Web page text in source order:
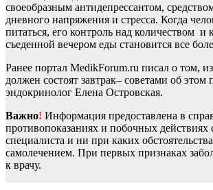
своеобразным антидепрессантом,
дневного напряжения и стресса. Когда
питаться, его контроль над количеством и
съеденной вечером еды становится все
Ранее портал MedikForum.ru писал о том,
должен состоят завтрак– советами об этом
эндокринолог Елена Островская.
Важно! Информация предоставлена в
противопоказаниях и побочных действиях
специалиста и ни при каких
самолечением. При первых признаках
к врачу.